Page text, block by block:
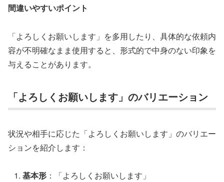
間違いやすいポイント
「よろしくお願いします」を多用したり、具体的な依頼内
容が不明確なまま使用すると、形式的で中身のない印象を
与えることがあります。
「よろしくお願いします」のバリエーション
状況や相手に応じた「よろしくお願いします」のバリエー
ションを紹介します：
基本形 ：「よろしくお願いします」